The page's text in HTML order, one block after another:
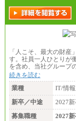
「人こそ、最大の財
す。社員一人ひとりが
を含め、当社グループ
続きを読む
業種
IT/情
新卒／中途
2027
募集職種
2027新